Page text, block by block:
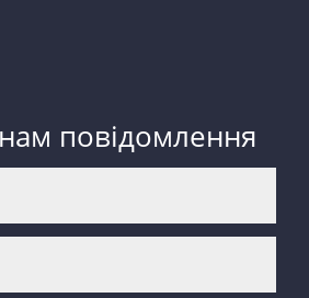
повідомлення